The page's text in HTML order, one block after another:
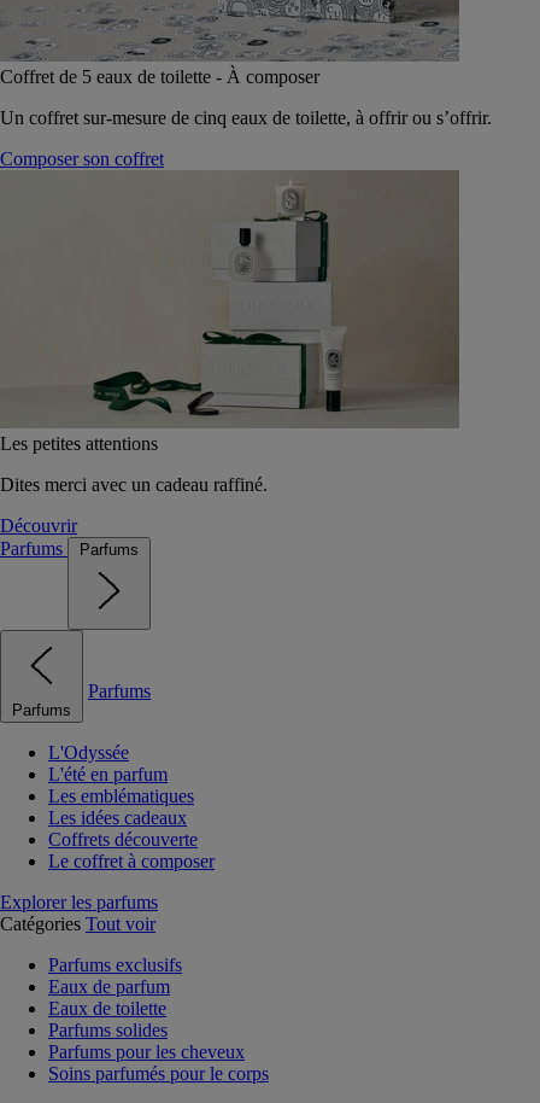
Coffret de 5 eaux de toilette - À composer
Un coffret sur-mesure de cinq eaux de toilette, à offrir ou s’offrir.
Composer son coffret
Les petites attentions
Dites merci avec un cadeau raffiné.
Découvrir
Parfums
Parfums
Parfums
Parfums
L'Odyssée
L'été en parfum
Les emblématiques
Les idées cadeaux
Coffrets découverte
Le coffret à composer
Explorer les parfums
Catégories Tout voir
Parfums exclusifs
Eaux de parfum
Eaux de toilette
Parfums solides
Parfums pour les cheveux
Soins parfumés pour le corps